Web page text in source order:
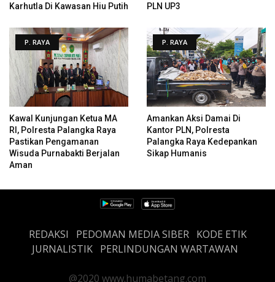
Karhutla Di Kawasan Hiu Putih
PLN UP3
P. RAYA
Kawal Kunjungan Ketua MA
RI, Polresta Palangka Raya
Pastikan Pengamanan
Wisuda Purnabakti Berjalan
Aman
P. RAYA
Amankan Aksi Damai Di
Kantor PLN, Polresta
Palangka Raya Kedepankan
Sikap Humanis
REDAKSI PEDOMAN MEDIA SIBER
KODE ETIK
JURNALISTIK PERLINDUNGAN WARTAWAN
@2020 www.humabetang.com